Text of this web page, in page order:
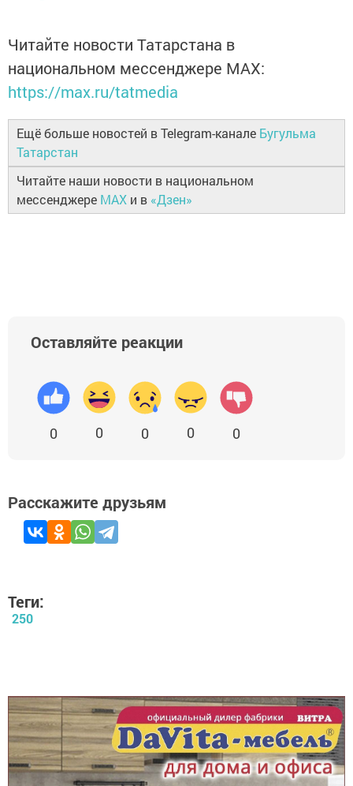
Читайте новости Татарстана в
национальном мессенджере MАХ:
https://max.ru/tatmedia
Ещё больше новостей в Telegram-канале Бугульма
Татарстан
Читайте наши новости в национальном
мессенджере MAX и в «Дзен»
Оставляйте реакции
0 0 0 0 0
Расскажите друзьям
Теги:
250